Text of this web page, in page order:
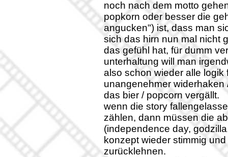
noch nach dem motto
popkorn oder besser die
angucken") ist, dass man
sich das hirn nun mal nicht
das gefühl hat, für dumm
unterhaltung will man
also schon wieder alle logik
unangenehmer
das bier / popcorn vergällt.
wenn die story
zählen, dann müssen die
(independence day,
konzept wieder stimmig
zurücklehnen.